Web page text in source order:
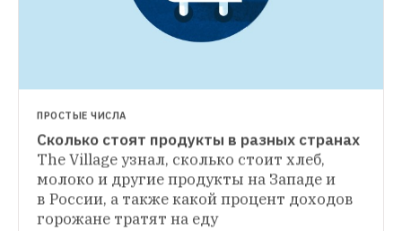
ЛАЙФХАК
Переводчики — о том, как учить
иностранные языки Люди, которые
ПРОСТЫЕ ЧИСЛА
Сколько москвичи тратят на продукты
The Village попросил горожан сохранить
чеки от похода в супермаркет
и рассказать о том, как они подходят
ПРОСТЫЕ ЧИСЛА
Сколько стоят продукты в разных странах
The Village узнал, сколько стоит хлеб,
молоко и другие продукты на Западе и
в России, а также какой процент доходов
горожане тратят на еду